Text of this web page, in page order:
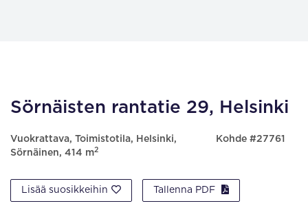
Sörnäisten rantatie 29, Helsinki
Vuokrattava, Toimistotila, Helsinki,
Sörnäinen, 414 m2
Kohde #27761
Lisää suosikkeihin Tallenna PDF